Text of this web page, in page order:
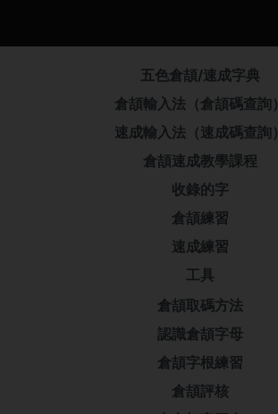
五色倉頡/速成字典
倉頡輸入法（倉頡碼查詢）
速成輸入法（速成碼查詢）
倉頡速成教學課程
收錄的字
倉頡練習
速成練習
工具
倉頡取碼方法
認識倉頡字母
倉頡字根練習
倉頡評核